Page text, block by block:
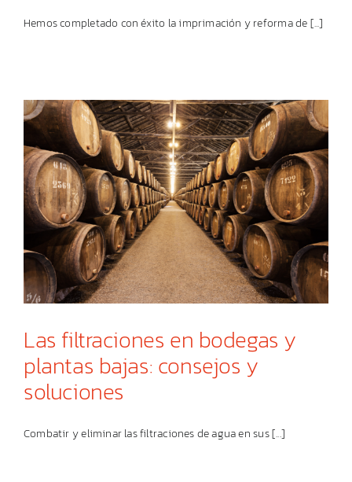
Hemos completado con éxito la imprimación y reforma de [...]
Las filtraciones en bodegas y
plantas bajas: consejos y
soluciones
Combatir y eliminar las filtraciones de agua en sus [...]